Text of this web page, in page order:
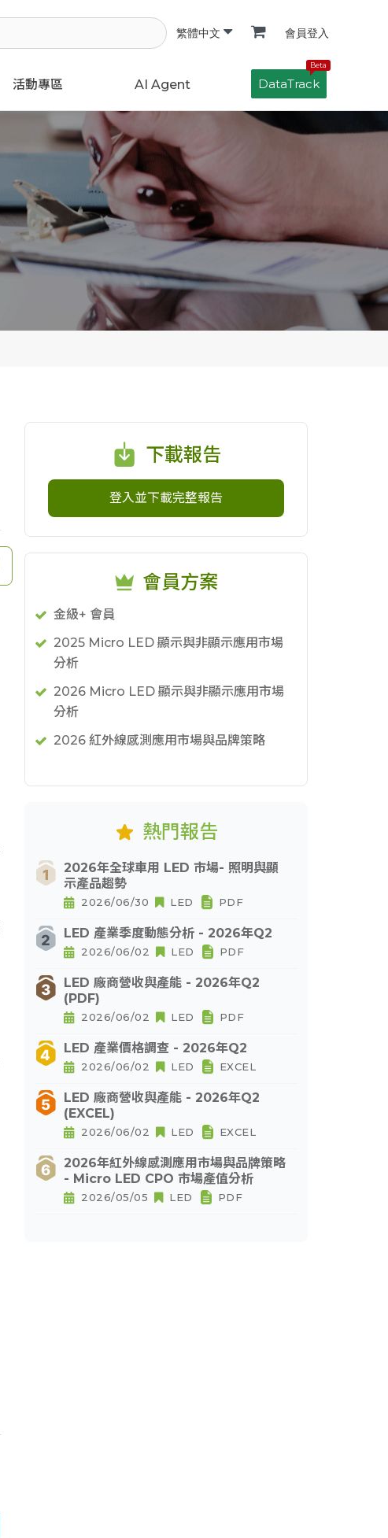
繁體中文 會員登入
活動專區 AI Agent
Beta
DataTrack
下載報告
登入並下載完整報告
會員方案
金級+ 會員
2025 Micro LED 顯示與非顯示應用市場
分析
2026 Micro LED 顯示與非顯示應用市場
分析
2026 紅外線感測應用市場與品牌策略
熱門報告
2026年全球車用 LED 市場- 照明與顯
示產品趨勢
2026/06/30 LED PDF
LED 產業季度動態分析 - 2026年Q2
2026/06/02 LED PDF
LED 廠商營收與產能 - 2026年Q2
(PDF)
2026/06/02 LED PDF
LED 產業價格調查 - 2026年Q2
2026/06/02 LED EXCEL
LED 廠商營收與產能 - 2026年Q2
(EXCEL)
2026/06/02 LED EXCEL
2026年紅外線感測應用市場與品牌策略
- Micro LED CPO 市場產值分析
2026/05/05 LED PDF